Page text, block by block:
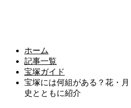
ホーム
記事一覧
宝塚ガイド
宝塚には何組がある？花・
史とともに紹介